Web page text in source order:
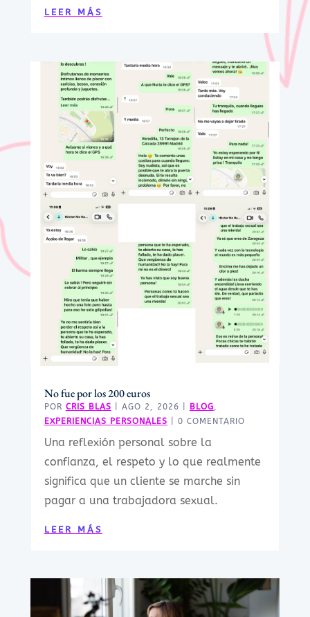
LEER MÁS
No fue por los 200 euros
POR CRIS BLAS AGO 2, 2026 BLOG,
EXPERIENCIAS PERSONALES | 0 COMENTARIO
Una reflexión personal sobre la
confianza, el respeto y lo que realmente
significa que un cliente se marche sin
pagar a una trabajadora sexual.
LEER MÁS